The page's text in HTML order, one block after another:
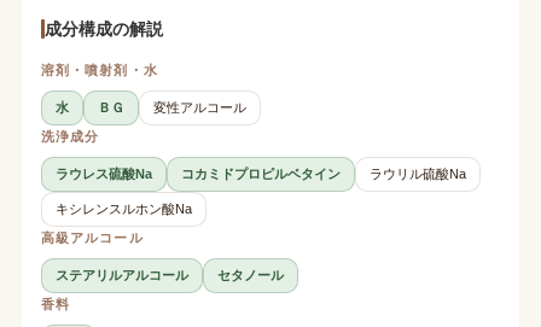
成分構成の解説
溶剤・噴射剤・水
水 ＢＧ
変性アルコール
洗浄成分
ラウレス硫酸Na コカミドプロピルベタイン ラウリル硫酸Na
キシレンスルホン酸Na
高級アルコール
ステアリルアルコール
セタノール
香料